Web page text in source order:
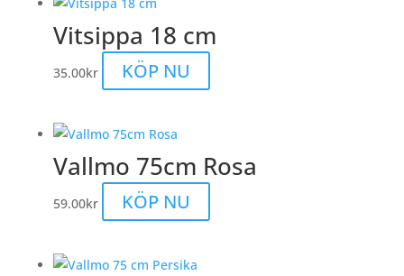
Vitsippa 18 cm
35.00kr KÖP NU
Vallmo 75cm Rosa
59.00kr KÖP NU